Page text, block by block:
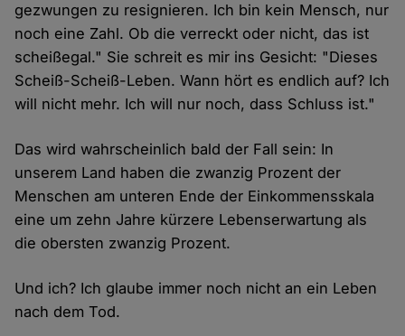
gezwungen zu resignieren. Ich bin kein Mensch, nur
noch eine Zahl. Ob die verreckt oder nicht, das ist
scheißegal." Sie schreit es mir ins Gesicht: "Dieses
Scheiß-Scheiß-Leben. Wann hört es endlich auf? Ich
will nicht mehr. Ich will nur noch, dass Schluss ist."
Das wird wahrscheinlich bald der Fall sein: In
unserem Land haben die zwanzig Prozent der
Menschen am unteren Ende der Einkommensskala
eine um zehn Jahre kürzere Lebenserwartung als
die obersten zwanzig Prozent.
Und ich? Ich glaube immer noch nicht an ein Leben
nach dem Tod.